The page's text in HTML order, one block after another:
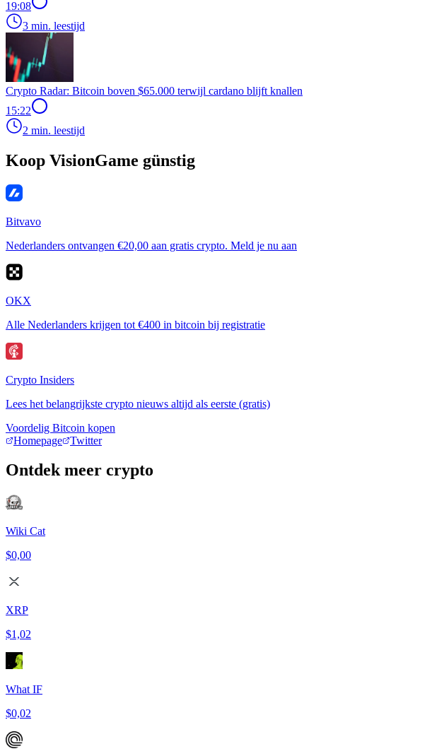
19:08
3 min. leestijd
Crypto Radar: Bitcoin boven $65.000 terwijl cardano blijft knallen
15:22
2 min. leestijd
Koop VisionGame günstig
Bitvavo
Nederlanders ontvangen €20,00 aan gratis crypto. Meld je nu aan
OKX
Alle Nederlanders krijgen tot €400 in bitcoin bij registratie
Crypto Insiders
Lees het belangrijkste crypto nieuws altijd als eerste (gratis)
Voordelig Bitcoin kopen
Homepage
Twitter
Ontdek meer crypto
Wiki Cat
$0,00
XRP
$1,02
What IF
$0,02